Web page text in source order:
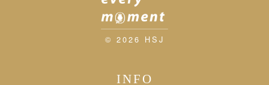
© 2026 HSJ
INFO